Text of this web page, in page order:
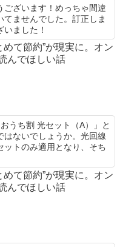
ございます！めっちゃ間違
ませんでした。訂正しま
ました！
て節約”が現実に。オン
んでほしい話
うち割 光セット（A）」と
はないでしょうか。光回線
ットのみ適用となり、そち
て節約”が現実に。オン
んでほしい話